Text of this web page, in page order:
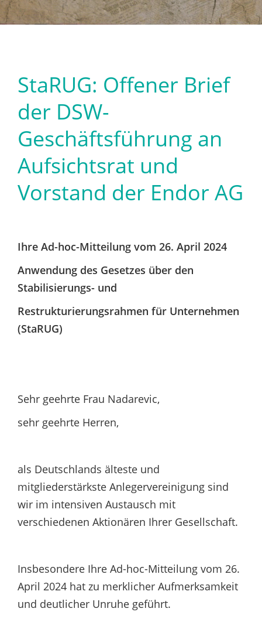
StaRUG: Offener Brief
der DSW-
Geschäftsführung an
Aufsichtsrat und
Vorstand der Endor AG
Ihre Ad-hoc-Mitteilung vom 26. April 2024
Anwendung des Gesetzes über den
Stabilisierungs- und
Restrukturierungsrahmen für Unternehmen
(StaRUG)
Sehr geehrte Frau Nadarevic,
sehr geehrte Herren,
als Deutschlands älteste und
mitgliederstärkste Anlegervereinigung sind
wir im intensiven Austausch mit
verschiedenen Aktionären Ihrer Gesellschaft.
Insbesondere Ihre Ad-hoc-Mitteilung vom 26.
April 2024 hat zu merklicher Aufmerksamkeit
und deutlicher Unruhe geführt.